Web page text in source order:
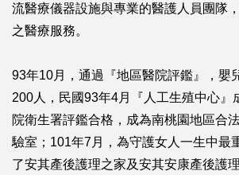
流醫療儀器設施與專業的醫護人員團隊
之醫療服務。
93年10月，通過『地區醫院評鑑』，嬰
200人，民國93年4月『人工生殖中心』
院衛生署評鑑合格，成為南桃園地區合
驗室；101年7月，為守護女人一生中最
了安其產後護理之家及安其安康產後護